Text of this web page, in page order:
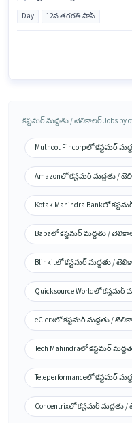
Day 12వ తరగతి పాస్
కస్టమర్ మద్దతు / టెలికాలర్ Jobs by
Muthoot Fincorpలో కస్టమర్
Amazonలో కస్టమర్ మద్దతు /
Kotak Mahindra Bankలో
Babaలో కస్టమర్ మద్దతు /
Blinkitలో కస్టమర్ మద్దతు /
Quicksource Worldలో కస్టమర్
eClerxలో కస్టమర్ మద్దతు /
Tech Mahindraలో కస్టమర్
Teleperformanceలో కస్టమర్
Concentrixలో కస్టమర్ మద్దతు /